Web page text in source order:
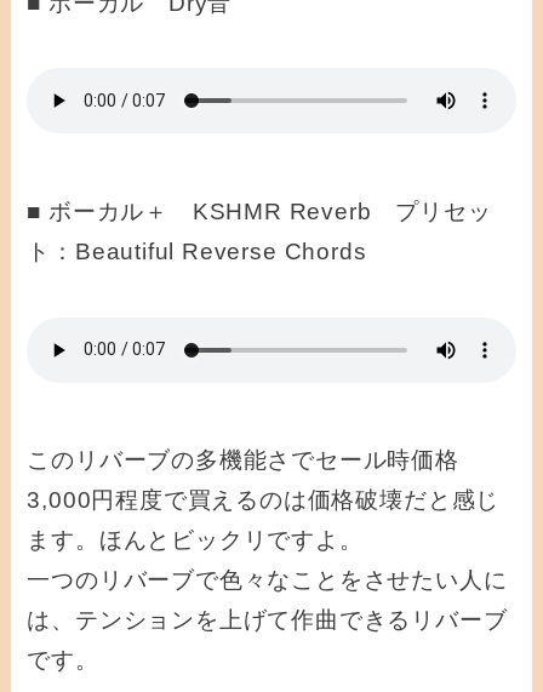
■ ボーカル＋ KSHMR Reverb プリセッ
ト：Beautiful Reverse Chords
このリバーブの多機能さでセール時価格
3,000円程度で買えるのは価格破壊だと感じ
ます。ほんとビックリですよ。
一つのリバーブで色々なことをさせたい人に
は、テンションを上げて作曲できるリバーブ
です。